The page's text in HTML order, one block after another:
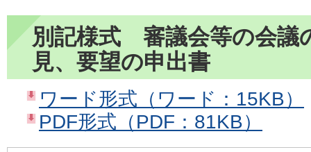
別記様式 審議会等の会議
見、要望の申出書
ワード形式（ワード：15KB）
PDF形式（PDF：81KB）